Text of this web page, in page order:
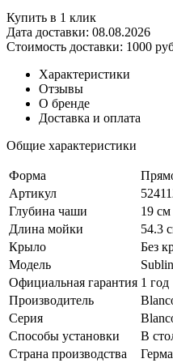
Купить в 1 клик
Дата доставки: 08.08.2026
Стоимость доставки: 1000
Характеристики
Отзывы
О бренде
Доставка и оплата
Общие характеристики
Форма
Артикул
Глубина чаши
19 см
Длина мойки
54.3
Крыло
Без
Модель
Официальная гарантия 1 год
Производитель
Серия
Способы установки
В
Страна производства